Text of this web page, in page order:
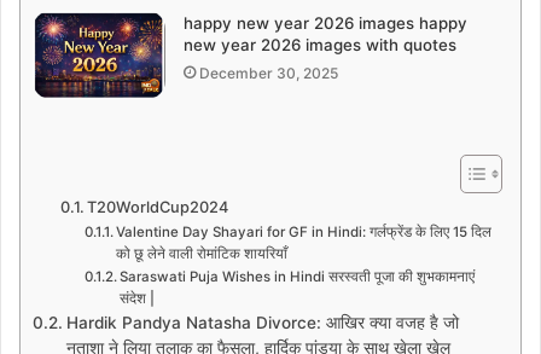
happy new year 2026 images happy
new year 2026 images with quotes
December 30, 2025
T20WorldCup2024
Valentine Day Shayari for GF in Hindi: गर्लफ्रेंड के लिए 15 दिल
को छू लेने वाली रोमांटिक शायरियाँ
Saraswati Puja Wishes in Hindi सरस्वती पूजा की शुभकामनाएं
संदेश |
Hardik Pandya Natasha Divorce: आखिर क्या वजह है जो
नताशा ने लिया तलाक का फैसला, हार्दिक पांड्या के साथ खेला खेल